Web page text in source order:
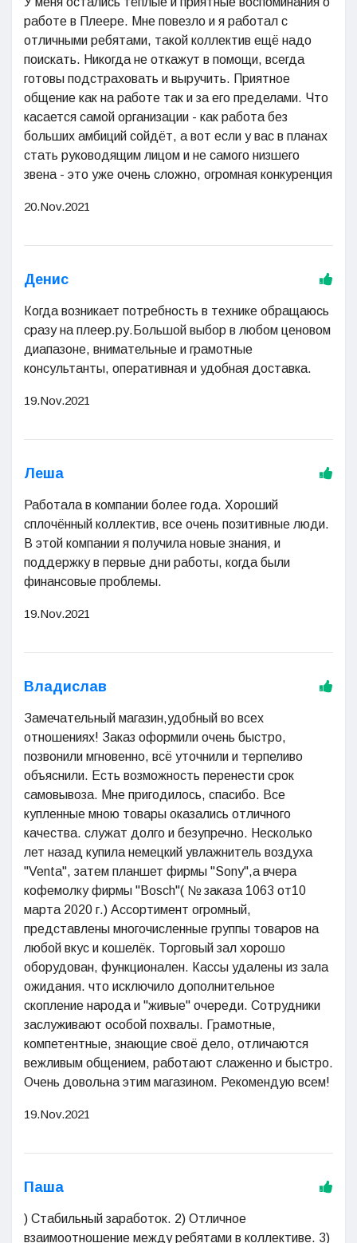
работе в Плеере. Мне повезло и я работал с
отличными ребятами, такой коллектив ещё надо
поискать. Никогда не откажут в помощи, всегда
готовы подстраховать и выручить. Приятное
общение как на работе так и за его пределами. Что
касается самой организации - как работа без
больших амбиций сойдёт, а вот если у вас в планах
стать руководящим лицом и не самого низшего
звена - это уже очень сложно, огромная конкуренция
20.Nov.2021
Денис
Когда возникает потребность в технике обращаюсь
сразу на плеер.ру.Большой выбор в любом ценовом
диапазоне, внимательные и грамотные
консультанты, оперативная и удобная доставка.
19.Nov.2021
Леша
Работала в компании более года. Хороший
сплочённый коллектив, все очень позитивные люди.
В этой компании я получила новые знания, и
поддержку в первые дни работы, когда были
финансовые проблемы.
19.Nov.2021
Владислав
Замечательный магазин,удобный во всех
отношениях! Заказ оформили очень быстро,
позвонили мгновенно, всё уточнили и терпеливо
объяснили. Есть возможность перенести срок
самовывоза. Мне пригодилось, спасибо. Все
купленные мною товары оказались отличного
качества. служат долго и безупречно. Несколько
лет назад купила немецкий увлажнитель воздуха
"Venta", затем планшет фирмы "Sony",а вчера
кофемолку фирмы "Bosch"( № заказа 1063 от10
марта 2020 г.) Ассортимент огромный,
представлены многочисленные группы товаров на
любой вкус и кошелёк. Торговый зал хорошо
оборудован, функционален. Кассы удалены из зала
ожидания. что исключило дополнительное
скопление народа и "живые" очереди. Сотрудники
заслуживают особой похвалы. Грамотные,
компетентные, знающие своё дело, отличаются
вежливым общением, работают слаженно и быстро.
Очень довольна этим магазином. Рекомендую всем!
19.Nov.2021
Паша
) Стабильный заработок. 2) Отличное
взаимоотношение между ребятами в коллективе. 3)